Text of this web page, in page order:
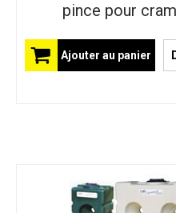
pince pour
Ajouter au panier